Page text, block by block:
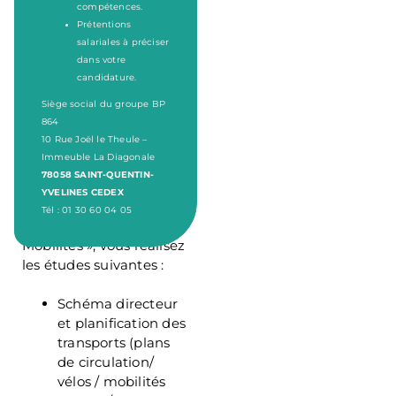
compétences.
Prétentions
salariales à préciser
dans votre
candidature.
Siège social du groupe BP
864
10 Rue Joël le Theule –
Immeuble La Diagonale
78058 SAINT-QUENTIN-
YVELINES CEDEX
Tél : 01 30 60 04 05
Description du
poste :
Vos missions :
Mobilités », vous réalisez
les études suivantes :
Schéma directeur
et planification des
transports (plans
de circulation/
vélos / mobilités